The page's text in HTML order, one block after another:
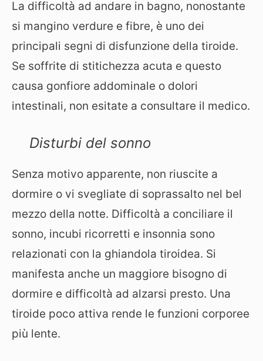
La difficoltà ad andare in bagno, nonostante
si mangino verdure e fibre, è uno dei
principali segni di disfunzione della tiroide.
Se soffrite di stitichezza acuta e questo
causa gonfiore addominale o dolori
intestinali, non esitate a consultare il medico.
Disturbi del sonno
Senza motivo apparente, non riuscite a
dormire o vi svegliate di soprassalto nel bel
mezzo della notte. Difficoltà a conciliare il
sonno, incubi ricorretti e insonnia sono
relazionati con la ghiandola tiroidea. Si
manifesta anche un maggiore bisogno di
dormire e difficoltà ad alzarsi presto. Una
tiroide poco attiva rende le funzioni corporee
più lente.